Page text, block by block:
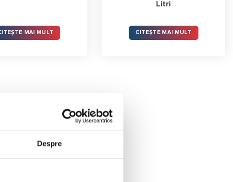
Despre
MAI MULT
Litri
CITEȘTE MAI MULT